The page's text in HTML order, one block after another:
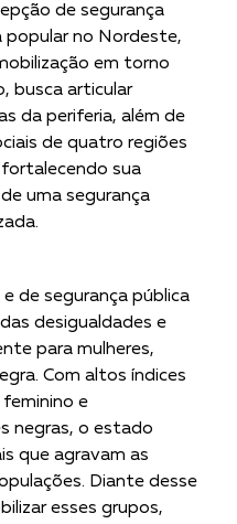
de segurança
popular no Nordeste,
em torno
busca articular
da periferia, além de
de quatro regiões
sua
uma segurança
de segurança pública
desigualdades e
para mulheres,
Com altos índices
e
negras, o estado
que agravam as
Diante desse
esses grupos,